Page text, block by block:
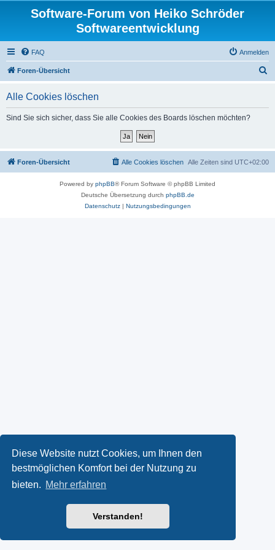
Diese Website nutzt Cookies, um Ihnen den
bestmöglichen Komfort bei der Nutzung zu
bieten. Mehr erfahren
Verstanden!
Software-Forum von Heiko Schröder
Softwareentwicklung
FAQ Anmelden
Foren-Übersicht
Alle Cookies löschen
Sind Sie sich sicher, dass Sie alle Cookies des Boards löschen möchten?
Foren-Übersicht Alle Zeiten sind UTC+02:00
Alle Cookies löschen
Powered by phpBB® Forum Software © phpBB Limited
Deutsche Übersetzung durch phpBB.de
Datenschutz| Nutzungsbedingungen